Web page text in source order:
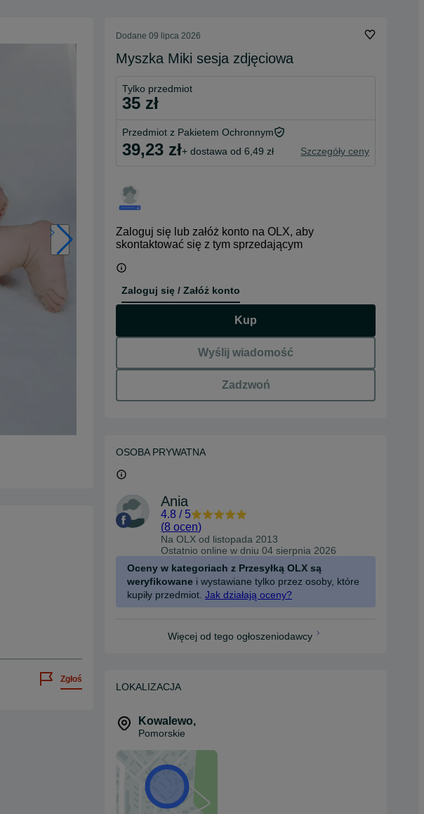
Zgłoś
Dodane 09 lipca 2026
Myszka Miki sesja zdjęciowa
Tylko przedmiot
35 zł
Przedmiot z Pakietem Ochronnym
39,23 zł+ dostawa od 6,49 zł Szczegóły ceny
Zaloguj się lub załóż konto na OLX, aby
skontaktować się z tym sprzedającym
Zaloguj się / Załóż konto
Kup
Wyślij wiadomość
Zadzwoń
OSOBA PRYWATNA
Ania
4.8 / 5
(8 ocen)
Na OLX od listopada 2013
Ostatnio online w dniu 04 sierpnia 2026
Oceny w kategoriach z Przesyłką OLX są
weryfikowane i wystawiane tylko przez osoby, które
kupiły przedmiot. Jak działają oceny?
Więcej od tego ogłoszeniodawcy
LOKALIZACJA
Kowalewo,
Pomorskie